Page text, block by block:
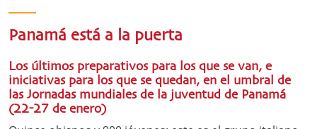
Panamá está a la puerta
Los últimos preparativos para los que se van, e
iniciativas para los que se quedan, en el umbral de
las Jornadas mundiales de la juventud de Panamá
(22-27 de enero)